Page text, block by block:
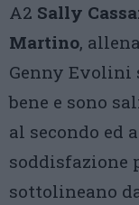
A2 Sally
Martino,
Genny Evolini
bene e sono
al secondo ed
soddisfazione
sottolineano